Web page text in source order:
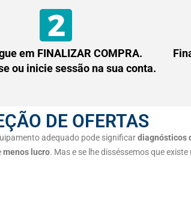
em FINALIZAR COMPRA.
ou inicie sessão na sua conta.
DE OFERTAS
adequado pode significardiagnósticos
menos lucro. Mas e se lhe disséssemos que